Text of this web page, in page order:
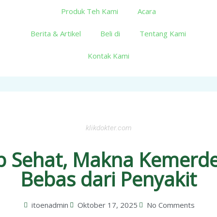
Produk Teh Kami Acara
Berita & Artikel Beli di Tentang Kami
Kontak Kami
klikdokter.com
Sehat, Makna
Bebas dari Penyakit
itoenadmin Oktober 17, 2025 No Comments